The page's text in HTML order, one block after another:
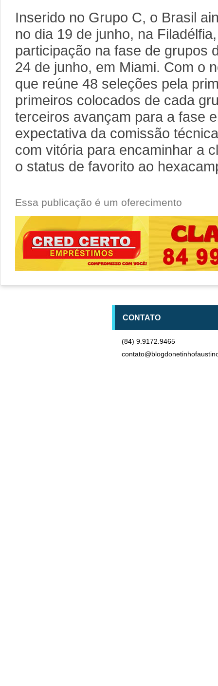
Inserido no Grupo C, o Brasil
no dia 19 de junho, na
participação na fase de grupos
24 de junho, em Miami. Com o
que reúne 48 seleções pela
primeiros colocados de cada
terceiros avançam para a fase
expectativa da comissão
com vitória para encaminhar a
o status de favorito ao
Essa publicação é um oferecimento
CONTATO
(84) 9.9172.9465